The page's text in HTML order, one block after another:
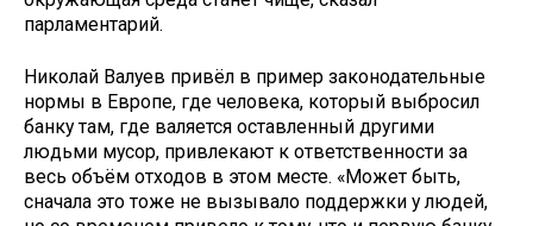
парламентарий.
Николай Валуев привёл в пример законодательные
нормы в Европе, где человека, который выбросил
банку там, где валяется оставленный другими
людьми мусор, привлекают к ответственности за
весь объём отходов в этом месте. «Может быть,
сначала это тоже не вызывало поддержки у людей,